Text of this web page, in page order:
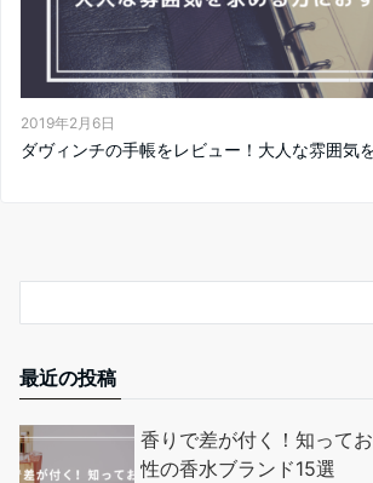
2019年2月6日
ダヴィンチの手帳をレビュー！大人な雰囲気
最近の投稿
香りで差が付く！知って
性の香水ブランド15選